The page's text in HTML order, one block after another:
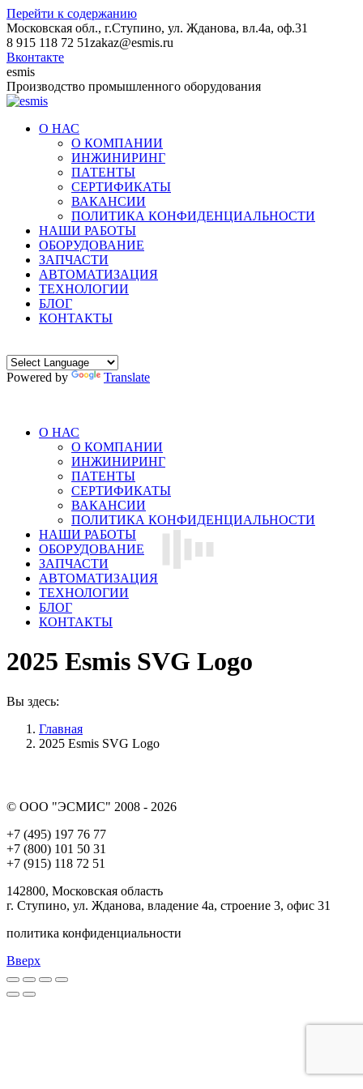
Перейти к содержанию
Московская обл., г.Ступино, ул. Жданова, вл.4а, оф.31
8 915 118 72 51zakaz@esmis.ru
Вконтакте
esmis
Производство промышленного оборудования
О НАС
О КОМПАНИИ
ИНЖИНИРИНГ
ПАТЕНТЫ
СЕРТИФИКАТЫ
ВАКАНСИИ
ПОЛИТИКА КОНФИДЕНЦИАЛЬНОСТИ
НАШИ РАБОТЫ
ОБОРУДОВАНИЕ
ЗАПЧАСТИ
АВТОМАТИЗАЦИЯ
ТЕХНОЛОГИИ
БЛОГ
КОНТАКТЫ
Powered by Translate
О НАС
О КОМПАНИИ
ИНЖИНИРИНГ
ПАТЕНТЫ
СЕРТИФИКАТЫ
ВАКАНСИИ
ПОЛИТИКА КОНФИДЕНЦИАЛЬНОСТИ
НАШИ РАБОТЫ
ОБОРУДОВАНИЕ
ЗАПЧАСТИ
АВТОМАТИЗАЦИЯ
ТЕХНОЛОГИИ
БЛОГ
КОНТАКТЫ
2025 Esmis SVG Logo
Вы здесь:
Главная
2025 Esmis SVG Logo
© ООО "ЭСМИС" 2008 - 2026
+7 (495) 197 76 77
+7 (800) 101 50 31
+7 (915) 118 72 51
142800, Московская область
г. Ступино, ул. Жданова, владение 4а, строение 3, офис 31
политика конфиденциальности
Вверх